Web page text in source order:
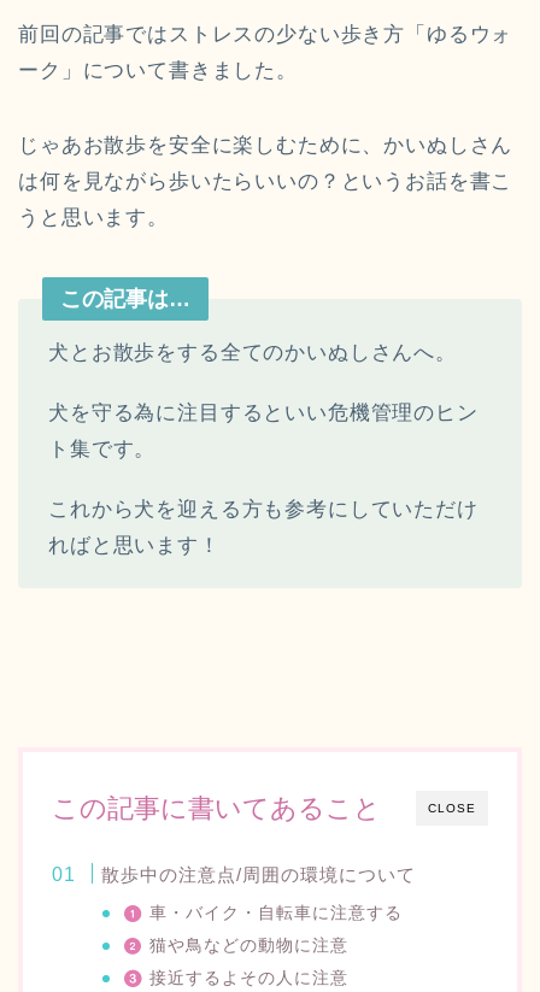
前回の記事ではストレスの少ない歩き方「ゆるウォ
ーク」について書きました。
じゃあお散歩を安全に楽しむために、かいぬしさん
は何を見ながら歩いたらいいの？というお話を書こ
うと思います。
この記事は…
犬とお散歩をする全てのかいぬしさんへ。
犬を守る為に注目するといい危機管理のヒン
ト集です。
これから犬を迎える方も参考にしていただけ
ればと思います！
CLOSE
この記事に書いてあること
散歩中の注意点/周囲の環境について
車・バイク・自転車に注意する
猫や鳥などの動物に注意
接近するよその人に注意